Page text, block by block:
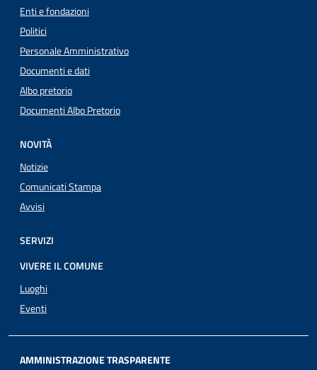
Enti e fondazioni
Politici
Personale Amministrativo
Documenti e dati
Albo pretorio
Documenti Albo Pretorio
NOVITÀ
Notizie
Comunicati Stampa
Avvisi
SERVIZI
VIVERE IL COMUNE
Luoghi
Eventi
AMMINISTRAZIONE TRASPARENTE